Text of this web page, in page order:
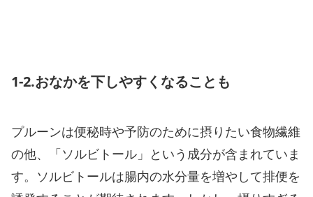
1-2.おなかを下しやすくなることも
プルーンは便秘時や予防のために摂りたい食物繊維
の他、「ソルビトール」という成分が含まれていま
す。ソルビトールは腸内の水分量を増やして排便を